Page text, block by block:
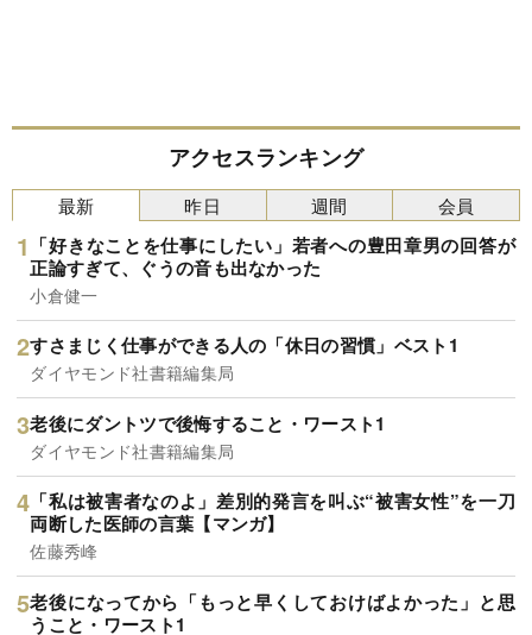
アクセスランキング
最新
「好きなことを仕事にしたい」若者への豊田章男の回答が
正論すぎて、ぐうの音も出なかった
小倉健一
すさまじく仕事ができる人の「休日の習慣」ベスト1
ダイヤモンド社書籍編集局
老後にダントツで後悔すること・ワースト1
ダイヤモンド社書籍編集局
「私は被害者なのよ」差別的発言を叫ぶ“被害女性”を一刀
両断した医師の言葉【マンガ】
佐藤秀峰
老後になってから「もっと早くしておけばよかった」と思
うこと・ワースト1
昨日 週間 会員